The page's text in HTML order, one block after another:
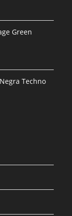
Green
Techno